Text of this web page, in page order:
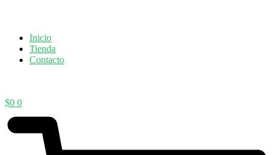
Inicio
Tienda
Contacto
$0 0